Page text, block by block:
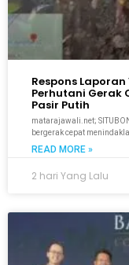
Respons Laporan
Perhutani Gerak
Pasir Putih
matarajawali.net;
bergerak cepat
READ MORE »
2 hari Yang Lalu